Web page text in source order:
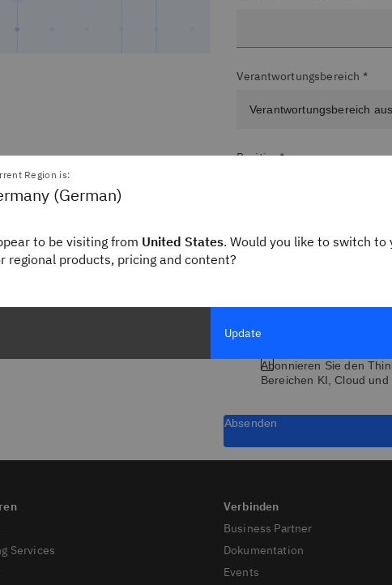
Verantwortungsbereich *
Position*
Berufsbezeichnung
Abonnieren Sie den
Bereichen KI, Cloud
Absenden
Services
Business Partner
Dokumentation
Events
Region is:
(German)
to be visiting from United States. Would you like to switch to
regional products, pricing and content?
Update